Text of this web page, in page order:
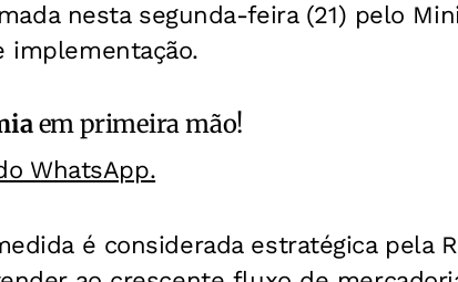
nesta segunda-feira (21) pelo
implementação.
em primeira mão!
WhatsApp.
é considerada estratégica pela